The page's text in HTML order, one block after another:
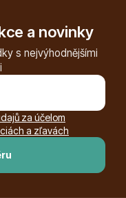
a novinky
s nejvýhodnějšími
za účelom
a zľavách